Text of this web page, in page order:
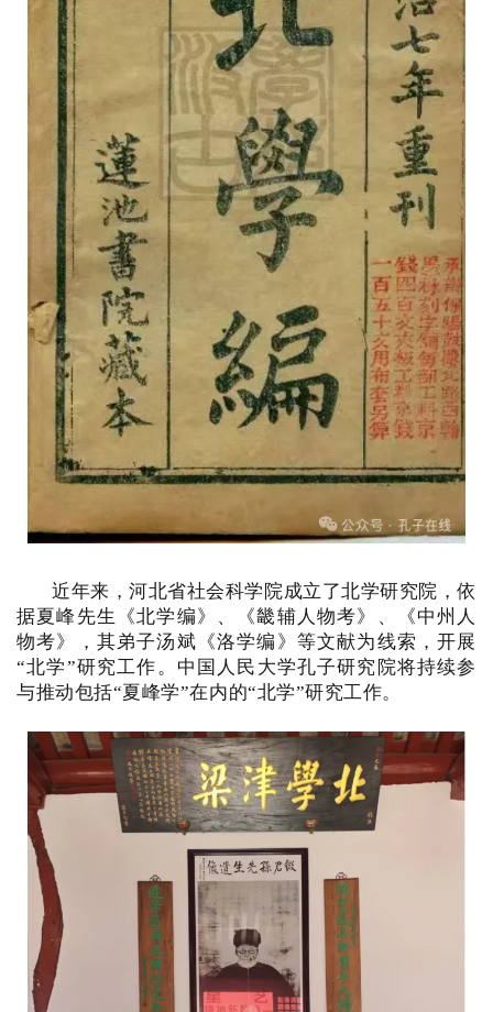
近年来，河北省社会科学院成立了北学研究院，依
据夏峰先生《北学编》、《畿辅人物考》、《中州人
物考》，其弟子汤斌《洛学编》等文献为线索，开展
“北学”研究工作。中国人民大学孔子研究院将持续参
与推动包括“夏峰学”在内的“北学”研究工作。